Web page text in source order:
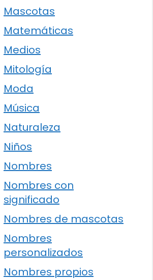
Mascotas
Matemáticas
Medios
Mitología
Moda
Música
Naturaleza
Niños
Nombres
Nombres con
significado
Nombres de mascotas
Nombres
personalizados
Nombres propios